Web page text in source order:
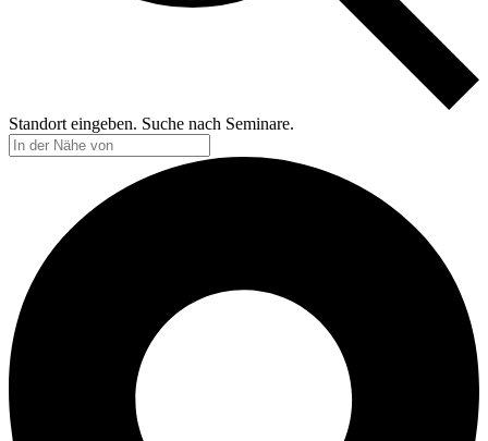
Standort eingeben. Suche nach Seminare.